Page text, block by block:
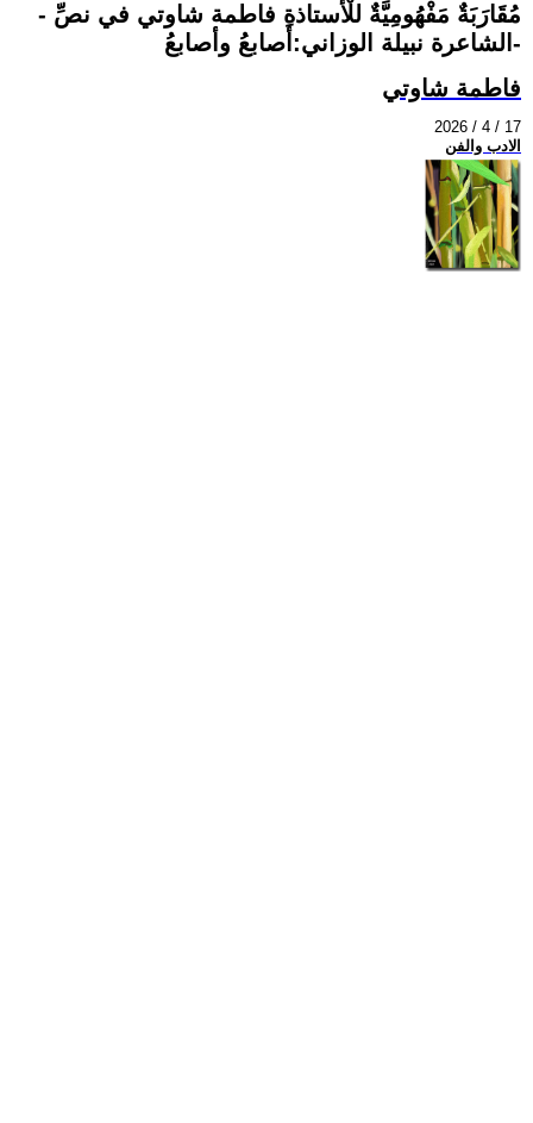
- مُقَارَبَةٌ مَفْهُومِيَّةٌ للْأستاذةِ فاطمة شاوتي في نصِّ
الشاعرة نبيلة الوزاني:أصابعُ وأصابعُ-
فاطمة شاوتي
2026 / 4 / 17
الادب والفن